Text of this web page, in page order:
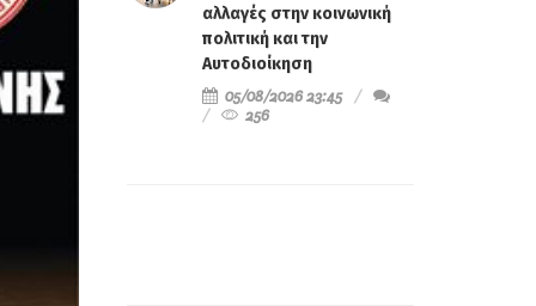
αλλαγές στην κοινωνική
πολιτική και την
Αυτοδιοίκηση
05/08/2026 23:45
256